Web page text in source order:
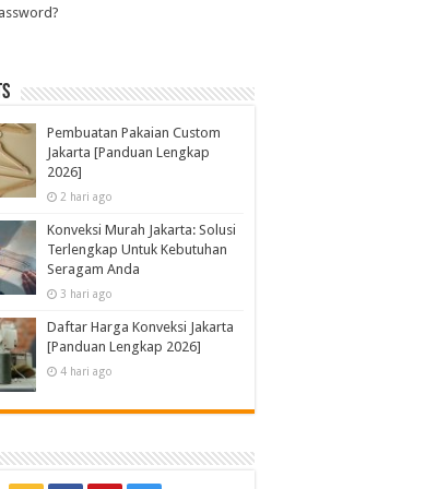
Pembuatan Pakaian Custom
Jakarta [Panduan Lengkap
2026]
2 hari ago
Konveksi Murah Jakarta: Solusi
Terlengkap Untuk Kebutuhan
Seragam Anda
3 hari ago
Daftar Harga Konveksi Jakarta
[Panduan Lengkap 2026]
4 hari ago